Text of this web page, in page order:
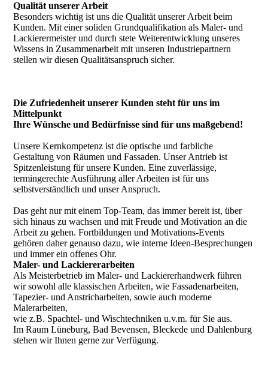
Qualität unserer Arbeit
Besonders wichtig ist uns die Qualität unserer Arbeit beim
Kunden. Mit einer soliden Grundqualifikation als Maler- und
Lackierermeister und durch stete Weiterentwicklung unseres
Wissens in Zusammenarbeit mit unseren Industriepartnern
stellen wir diesen Qualitätsanspruch sicher.
Die Zufriedenheit unserer Kunden steht für uns im
Mittelpunkt
Ihre Wünsche und Bedürfnisse sind für uns maßgebend!
Unsere Kernkompetenz ist die optische und farbliche
Gestaltung von Räumen und Fassaden. Unser Antrieb ist
Spitzenleistung für unsere Kunden. Eine zuverlässige,
termingerechte Ausführung aller Arbeiten ist für uns
selbstverständlich und unser Anspruch.
Das geht nur mit einem Top-Team, das immer bereit ist, über
sich hinaus zu wachsen und mit Freude und Motivation an die
Arbeit zu gehen. Fortbildungen und Motivations-Events
gehören daher genauso dazu, wie interne Ideen-Besprechungen
und immer ein offenes Ohr.
Maler- und Lackiererarbeiten
Als Meisterbetrieb im Maler- und Lackiererhandwerk führen
wir sowohl alle klassischen Arbeiten, wie Fassadenarbeiten,
Tapezier- und Anstricharbeiten, sowie auch moderne
Malerarbeiten,
wie z.B. Spachtel- und Wischtechniken u.v.m. für Sie aus.
Im Raum Lüneburg, Bad Bevensen, Bleckede und Dahlenburg
stehen wir Ihnen gerne zur Verfügung.